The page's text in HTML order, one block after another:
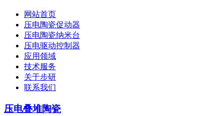
网站首页
压电陶瓷促动器
压电陶瓷纳米台
压电驱动控制器
应用领域
技术服务
关于步研
联系我们
压电叠堆陶瓷